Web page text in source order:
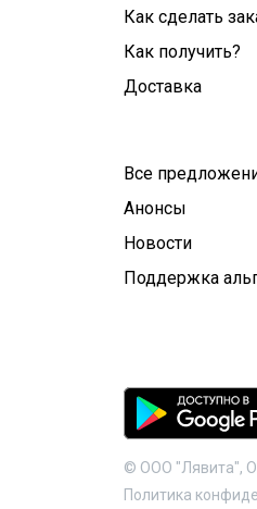
Как сделать
Как получить?
Доставка
Все
Анонсы
Новости
Поддержка
© ООО "Лявита",
Политика